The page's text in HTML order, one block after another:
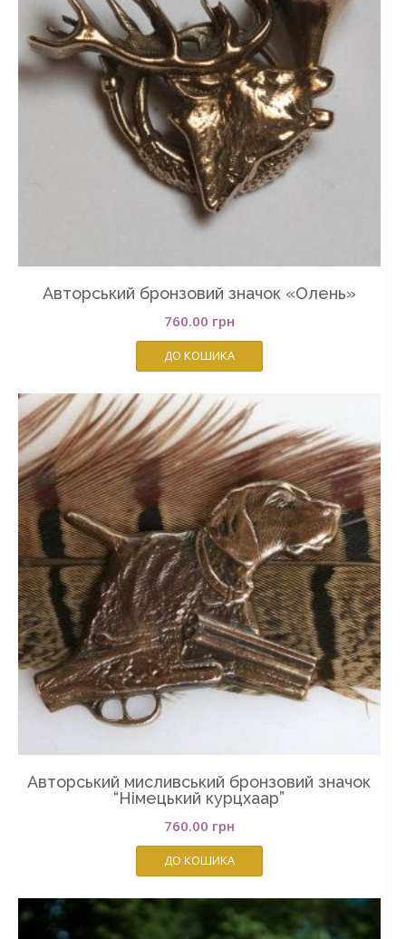
Авторський бронзовий значок «Олень»
760.00 грн
ДО КОШИКА
Авторський мисливський бронзовий значок
“Німецький курцхаар”
760.00 грн
ДО КОШИКА